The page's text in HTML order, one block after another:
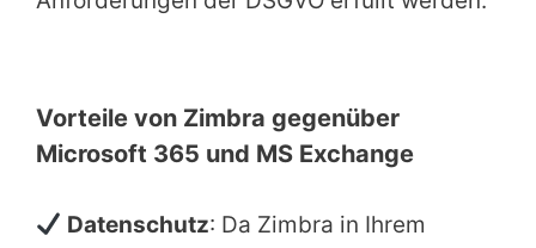
Vorteile von Zimbra gegenüber
Microsoft 365 und MS Exchange
Datenschutz: Da Zimbra in Ihrem